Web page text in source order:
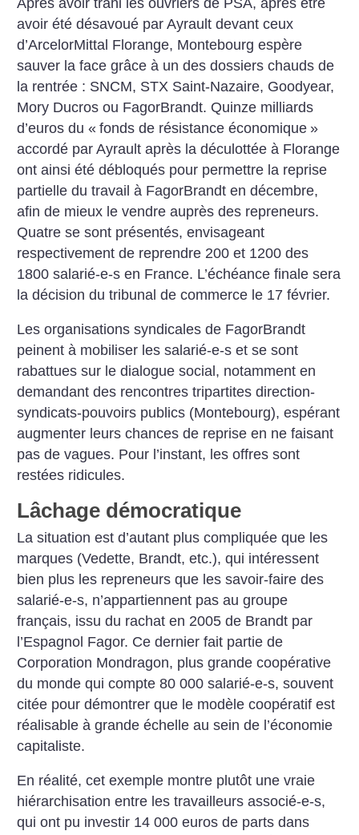
avoir été désavoué par Ayrault devant ceux
d’ArcelorMittal Florange, Montebourg espère
sauver la face grâce à un des dossiers chauds de
la rentrée : SNCM, STX Saint-Nazaire, Goodyear,
Mory Ducros ou FagorBrandt. Quinze milliards
d’euros du « fonds de résistance économique »
accordé par Ayrault après la déculottée à Florange
ont ainsi été débloqués pour permettre la reprise
partielle du travail à FagorBrandt en décembre,
afin de mieux le vendre auprès des repreneurs.
Quatre se sont présentés, envisageant
respectivement de reprendre 200 et 1200 des
1800 salarié-e-s en France. L’échéance finale sera
la décision du tribunal de commerce le 17 février.
Les organisations syndicales de FagorBrandt
peinent à mobiliser les salarié-e-s et se sont
rabattues sur le dialogue social, notamment en
demandant des rencontres tripartites direction-
syndicats-pouvoirs publics (Montebourg), espérant
augmenter leurs chances de reprise en ne faisant
pas de vagues. Pour l’instant, les offres sont
restées ridicules.
Lâchage démocratique
La situation est d’autant plus compliquée que les
marques (Vedette, Brandt, etc.), qui intéressent
bien plus les repreneurs que les savoir-faire des
salarié-e-s, n’appartiennent pas au groupe
français, issu du rachat en 2005 de Brandt par
l’Espagnol Fagor. Ce dernier fait partie de
Corporation Mondragon, plus grande coopérative
du monde qui compte 80 000 salarié-e-s, souvent
citée pour démontrer que le modèle coopératif est
réalisable à grande échelle au sein de l’économie
capitaliste.
En réalité, cet exemple montre plutôt une vraie
hiérarchisation entre les travailleurs associé-e-s,
qui ont pu investir 14 000 euros de parts dans